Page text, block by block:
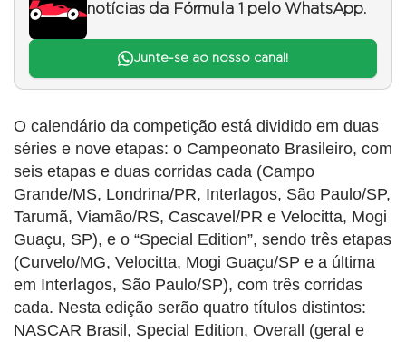
notícias da Fórmula 1 pelo WhatsApp.
Junte-se ao nosso canal!
O calendário da competição está dividido em duas
séries e nove etapas: o Campeonato Brasileiro, com
seis etapas e duas corridas cada (Campo
Grande/MS, Londrina/PR, Interlagos, São Paulo/SP,
Tarumã, Viamão/RS, Cascavel/PR e Velocitta, Mogi
Guaçu, SP), e o “Special Edition”, sendo três etapas
(Curvelo/MG, Velocitta, Mogi Guaçu/SP e a última
em Interlagos, São Paulo/SP), com três corridas
cada. Nesta edição serão quatro títulos distintos:
NASCAR Brasil, Special Edition, Overall (geral e